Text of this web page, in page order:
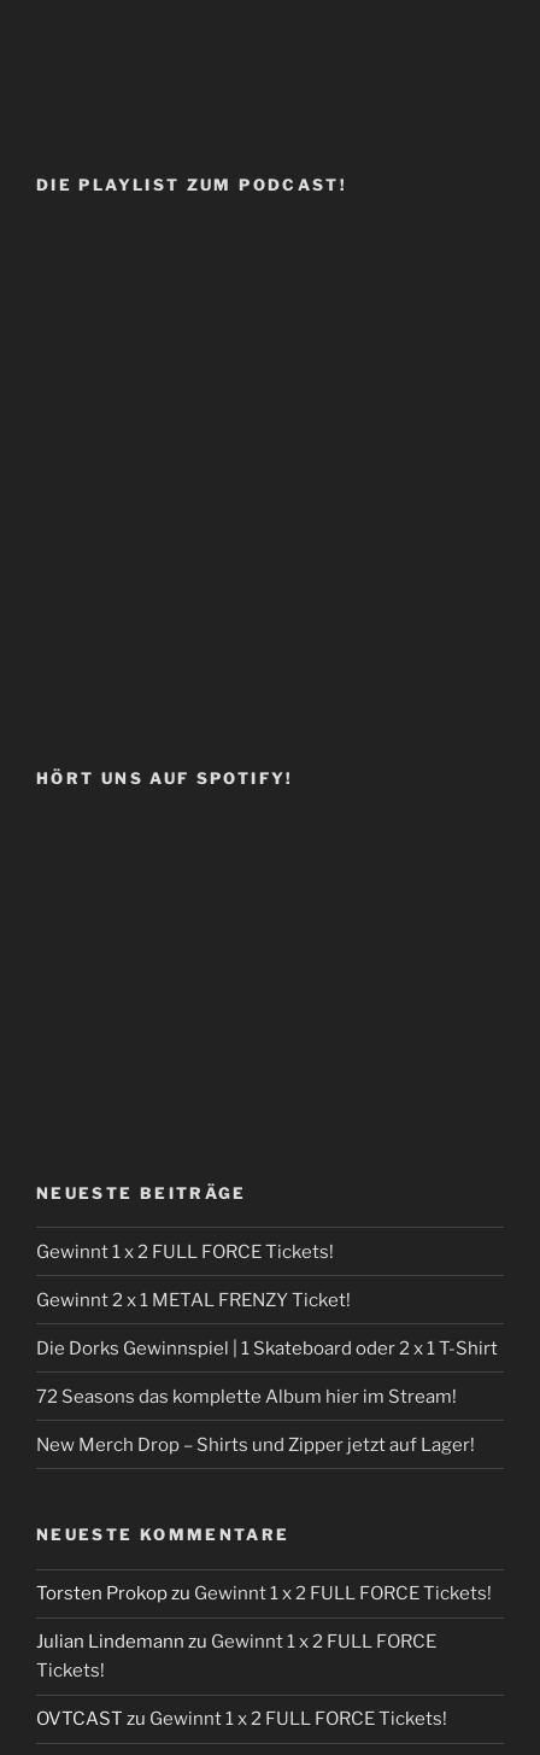
DIE PLAYLIST ZUM PODCAST!
HÖRT UNS AUF SPOTIFY!
NEUESTE BEITRÄGE
Gewinnt 1 x 2 FULL FORCE Tickets!
Gewinnt 2 x 1 METAL FRENZY Ticket!
Die Dorks Gewinnspiel | 1 Skateboard oder 2 x 1 T-Shirt
72 Seasons das komplette Album hier im Stream!
New Merch Drop – Shirts und Zipper jetzt auf Lager!
NEUESTE KOMMENTARE
Torsten Prokopzu Gewinnt 1 x 2 FULL FORCE Tickets!
Julian Lindemann zu Gewinnt 1 x 2 FULL FORCE
Tickets!
OVTCAST zu Gewinnt 1 x 2 FULL FORCE Tickets!